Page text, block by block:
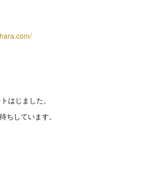
はじました。
ちしています。